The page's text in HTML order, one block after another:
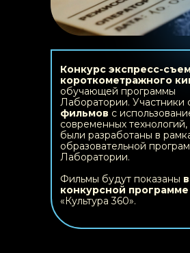
Конкурс экспресс-
короткометражного
обучающей программы
Лаборатории. Участники
фильмов с
современных
были разработаны в
образовательной
Лаборатории.
Фильмы будут показаны
конкурсной программе
«Культура 360».